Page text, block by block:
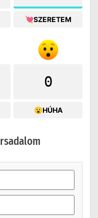
💘SZERETEM
0
😮HÚHA